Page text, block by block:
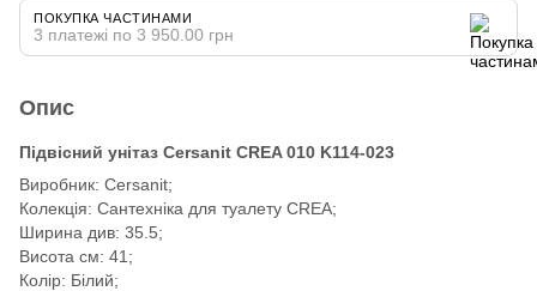
ПОКУПКА ЧАСТИНАМИ
3 платежі по 3 950.00 грн
Опис
Підвісний унітаз Cersanit CREA 010 K114-023
Виробник: Cersanit;
Колекція: Сантехніка для туалету CREA;
Ширина див: 35.5;
Висота см: 41;
Колір: Білий;